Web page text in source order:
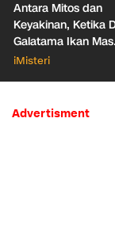
Antara Mitos dan
Keyakinan, Ketika
Galatama Ikan Mas
Bersentuhan
iMisteri
Advertisment